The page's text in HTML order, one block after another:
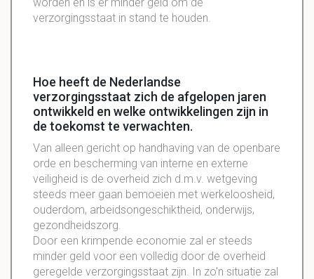
verzorgingsstaat in stand te houden.
Hoe heeft de Nederlandse
verzorgingsstaat zich de afgelopen jaren
ontwikkeld en welke ontwikkelingen zijn in
de toekomst te verwachten.
Van alleen gericht op handhaving van de openbare
orde en bescherming van interne en externe
veiligheid is de overheid zich d.m.v. wetgeving
steeds meer gaan bemoeien met werkeloosheid,
ouderdom, arbeidsongeschiktheid, onderwijs,
gezondheidszorg.
Door een krimpende economie zal er steeds
minder geld voor een volledig door de overheid
geregelde verzorgingsstaat zijn. In zo'n situatie zal